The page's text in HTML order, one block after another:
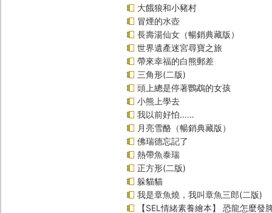
大餓狼和小豬村
冒煙的水壺
長壽湯仙女（暢銷典藏版）
世界遺產迷宮尋寶之旅
帶來幸福的白熊郵差
三角形(二版)
頭上總是停著鸚鵡的女孩
小熊上學去
我以前好怕……
月亮雪酪（暢銷典藏版）
佛瑞德忘記了
熱帶魚泰瑞
正方形(二版)
躲貓貓
我是章魚燒，我叫章魚三郎(二版)
【SEL情緒素養繪本】 恐龍怎麼發